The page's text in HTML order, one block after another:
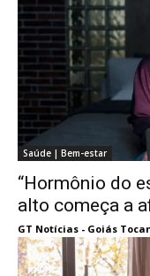
Saúde | Bem-estar
“Hormônio do
alto começa a
GT Notícias - Goiás